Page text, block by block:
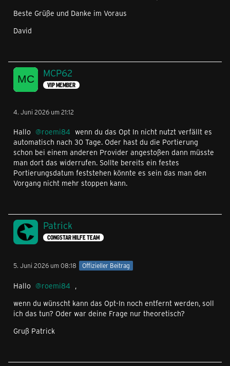
Beste Grüße und Danke im Voraus
David
MCP62
VIP MEMBER
4. Juni 2026 um 21:12
Hallo roemi84 wenn du das Opt In nicht nutzt verfällt es
automatisch nach 30 Tage. Oder hast du die Portierung
schon bei einem anderen Provider angestoßen dann müsste
man dort das widerrufen. Sollte bereits ein festes
Portierungsdatum feststehen könnte es sein das man den
Vorgang nicht mehr stoppen kann.
Patrick
CONGSTAR HILFE TEAM
5. Juni 2026 um 08:18 Offizieller Beitrag
Hallo roemi84 ,
wenn du wünscht kann das Opt-In noch entfernt werden, soll
ich das tun? Oder war deine Frage nur theoretisch?
Gruß Patrick